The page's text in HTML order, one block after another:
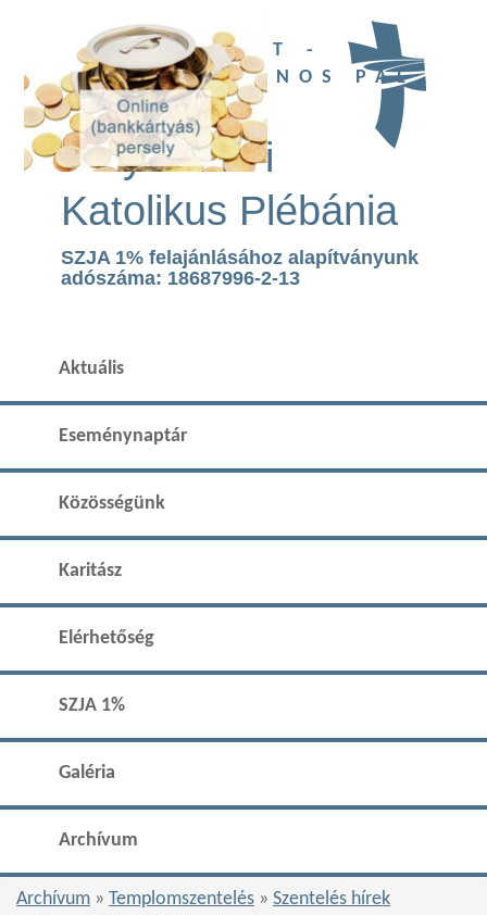
UBI DEUS EST -
SZENT II. JÁNOS PÁL
TEMPLOM
Páty Római
Katolikus Plébánia
SZJA 1% felajánlásához alapítványunk
adószáma: 18687996-2-13
Aktuális
Eseménynaptár
Közösségünk
Karitász
Elérhetőség
SZJA 1%
Galéria
Archívum
Archívum » Templomszentelés » Szentelés hírek